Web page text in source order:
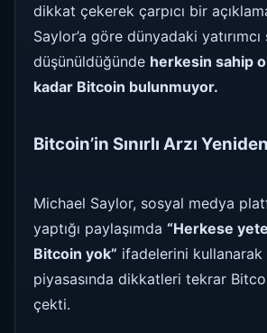
dikkat çekerek çarpıcı bir
Saylor’a göre dünyadaki yatırımcı
düşünüldüğünde herkesin sahip
kadar Bitcoin bulunmuyor.
Bitcoin’in Sınırlı Arzı
Michael Saylor, sosyal medya
yaptığı paylaşımda “Herkese
Bitcoin yok” ifadelerini
piyasasında dikkatleri tekrar
çekti.